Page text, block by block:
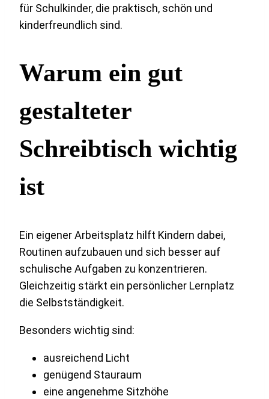
für Schulkinder, die praktisch, schön und
kinderfreundlich sind.
Warum ein gut
gestalteter
Schreibtisch wichtig
ist
Ein eigener Arbeitsplatz hilft Kindern dabei,
Routinen aufzubauen und sich besser auf
schulische Aufgaben zu konzentrieren.
Gleichzeitig stärkt ein persönlicher Lernplatz
die Selbstständigkeit.
Besonders wichtig sind:
ausreichend Licht
genügend Stauraum
eine angenehme Sitzhöhe